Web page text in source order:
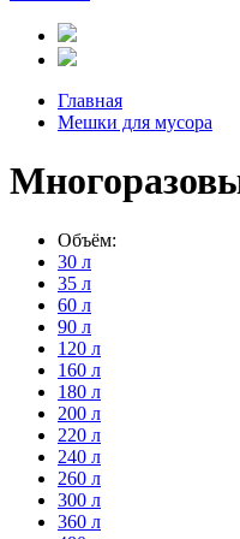
Главная
Мешки для мусора
Объём:
30 л
35 л
60 л
90 л
120 л
160 л
180 л
200 л
220 л
240 л
260 л
300 л
360 л